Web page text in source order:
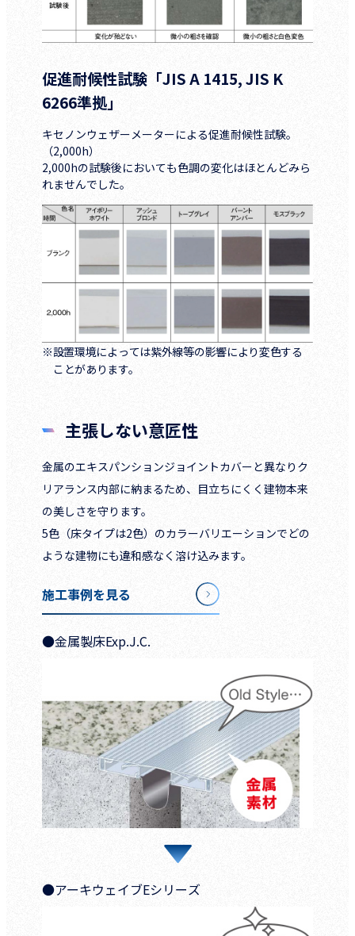
促進耐候性試験「JIS A 1415, JIS K
6266準拠」
キセノンウェザーメーターによる促進耐候性試験。
（2,000h）
2,000hの試験後においても色調の変化はほとんどみら
れませんでした。
※設置環境によっては紫外線等の影響により変色する
ことがあります。
主張しない意匠性
金属のエキスパンションジョイントカバーと異なりク
リアランス内部に納まるため、目立ちにくく建物本来
の美しさを守ります。
5色（床タイプは2色）のカラーバリエーションでどの
ような建物にも違和感なく溶け込みます。
施工事例を見る
●金属製床Exp.J.C.
●アーキウェイブEシリーズ